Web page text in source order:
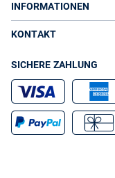
INFORMATIONEN
KONTAKT
SICHERE ZAHLUNG